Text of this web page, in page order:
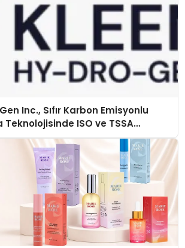
Inc., Sıfır Karbon Emisyonlu
Teknolojisinde ISO ve TSSA
Aldı